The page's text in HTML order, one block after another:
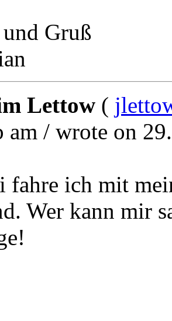
Gruß
Lettow (
am / wrote on
fahre ich mit
Wer kann mir